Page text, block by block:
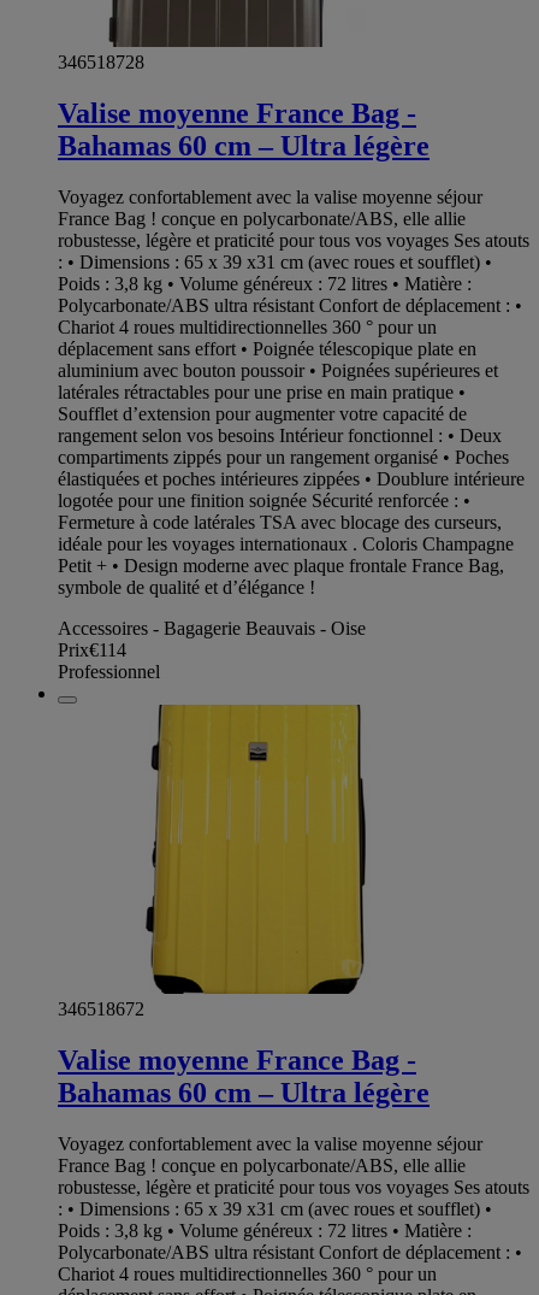
346518728
Valise moyenne France Bag -
Bahamas 60 cm – Ultra légère
Voyagez confortablement avec la valise moyenne séjour
France Bag ! conçue en polycarbonate/ABS, elle allie
robustesse, légère et praticité pour tous vos voyages Ses atouts
: • Dimensions : 65 x 39 x31 cm (avec roues et soufflet) •
Poids : 3,8 kg • Volume généreux : 72 litres • Matière :
Polycarbonate/ABS ultra résistant Confort de déplacement : •
Chariot 4 roues multidirectionnelles 360 ° pour un
déplacement sans effort • Poignée télescopique plate en
aluminium avec bouton poussoir • Poignées supérieures et
latérales rétractables pour une prise en main pratique •
Soufflet d’extension pour augmenter votre capacité de
rangement selon vos besoins Intérieur fonctionnel : • Deux
compartiments zippés pour un rangement organisé • Poches
élastiquées et poches intérieures zippées • Doublure intérieure
logotée pour une finition soignée Sécurité renforcée : •
Fermeture à code latérales TSA avec blocage des curseurs,
idéale pour les voyages internationaux . Coloris Champagne
Petit + • Design moderne avec plaque frontale France Bag,
symbole de qualité et d’élégance !
Accessoires - Bagagerie Beauvais - Oise
Prix€114
Professionnel
346518672
Valise moyenne France Bag -
Bahamas 60 cm – Ultra légère
Voyagez confortablement avec la valise moyenne séjour
France Bag ! conçue en polycarbonate/ABS, elle allie
robustesse, légère et praticité pour tous vos voyages Ses atouts
: • Dimensions : 65 x 39 x31 cm (avec roues et soufflet) •
Poids : 3,8 kg • Volume généreux : 72 litres • Matière :
Polycarbonate/ABS ultra résistant Confort de déplacement : •
Chariot 4 roues multidirectionnelles 360 ° pour un